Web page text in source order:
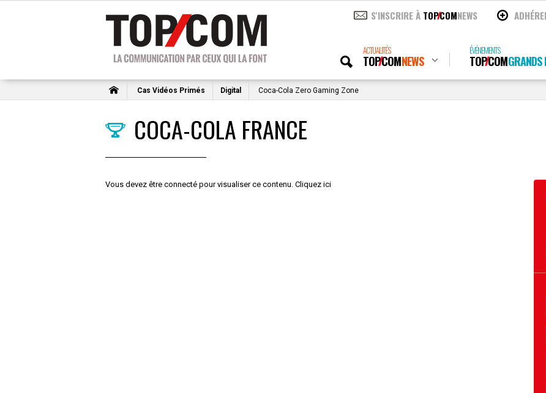
S'INSCRIRE À TOPCOMNEWS
ACTUALITÉS
TOPCOMNEWS
ÉVÉNEMENTS
TOPCOMGRANDS
Cas Vidéos Primés Digital Coca-Cola Zero Gaming Zone
COCA-COLA FRANCE
Vous devez être connecté pour visualiser ce contenu. Cliquez ici